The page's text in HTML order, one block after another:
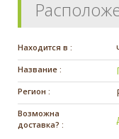
Находится в :
Название :
Регион :
Возможна
доставка? :